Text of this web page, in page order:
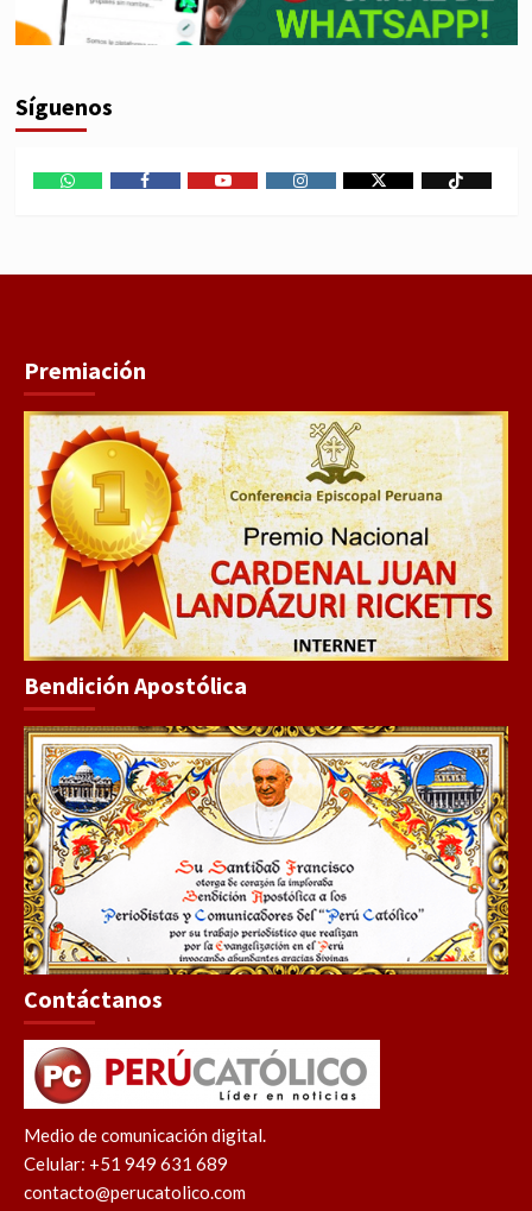
Síguenos
Premiación
Bendición Apostólica
Contáctanos
Medio de comunicación digital.
Celular: +51 949 631 689
contacto@perucatolico.com